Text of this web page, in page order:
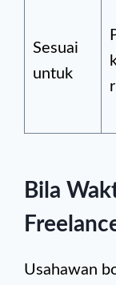
Sesuai
untuk
Bila
Usahawan